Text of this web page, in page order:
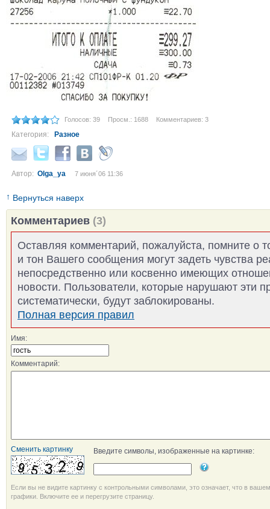
Голосов: 39 Просм.: 1688 Комментариев: 3
Категория: Разное
Автор: Olga_ya 7 июня´06 11:36
↑ Вернуться наверх
Комментариев (3)
Оставляя комментарий, пожалуйста, помните о
и тон Вашего сообщения могут задеть чувства
непосредственно или косвенно имеющих
новости. Пользователи, которые нарушают эти
систематически, будут заблокированы.
Полная версия правил
Имя:
Комментарий:
Сменить картинку Введите символы, изображенные на картинке:
Если вы не видите картинку с контрольными символами, это означает, что в
графики. Включите ее и перегрузите страницу.